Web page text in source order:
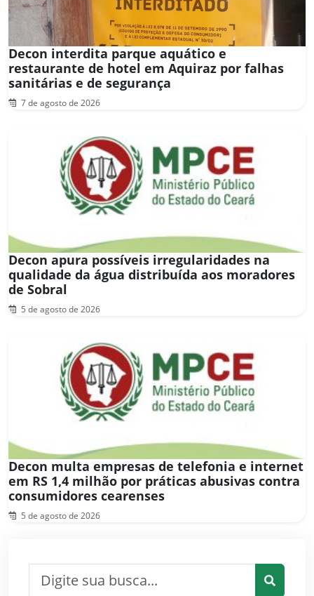
Decon interdita parque aquático e
restaurante de hotel em Aquiraz por falhas
sanitárias e de segurança
7 de agosto de 2026
Decon apura possíveis irregularidades na
qualidade da água distribuída aos moradores
de Sobral
5 de agosto de 2026
Decon multa empresas de telefonia e internet
em RS 1,4 milhão por práticas abusivas contra
consumidores cearenses
5 de agosto de 2026